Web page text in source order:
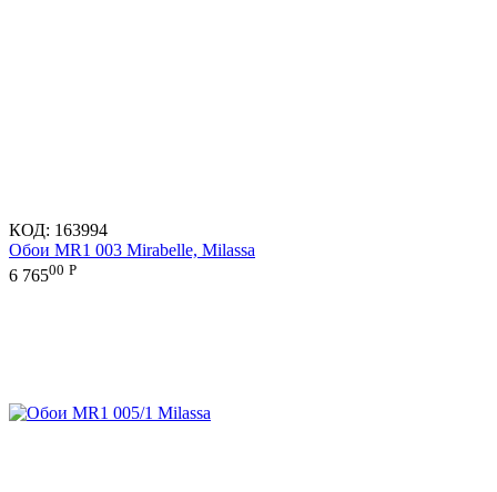
КОД: 163994
Обои MR1 003 Mirabelle, Milassa
6 76500 Р